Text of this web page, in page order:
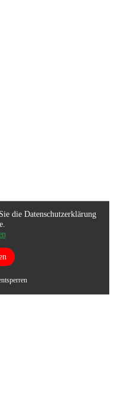
die Datenschutzerklärung